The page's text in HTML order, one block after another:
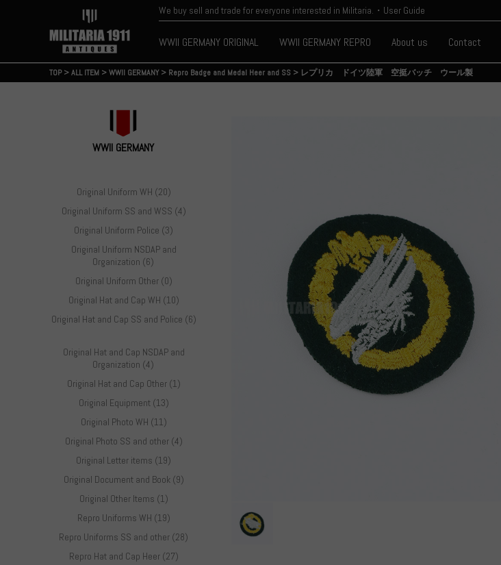
We buy sell and trade for everyone interested in Militaria.・User Guide
WWII GERMANY ORIGINAL WWII GERMANY REPRO About us Contact
TOP>ALL ITEM >WWII GERMANY > Repro Badge and Medal Heer and SS > レプリカ ドイツ陸軍 空挺バッチ ウール製
WWII GERMANY
Original Uniform WH (20)
Original Uniform SS and WSS (4)
Original Uniform Police (3)
Original Uniform NSDAP and
Organization (6)
Original Uniform Other (0)
Original Hat and Cap WH (10)
Original Hat and Cap SS and Police (6)
Original Hat and Cap NSDAP and
Organization (4)
Original Hat and Cap Other (1)
Original Equipment (13)
Original Photo WH (11)
Original Photo SS and other (4)
Original Letter items (19)
Original Document and Book (9)
Original Other Items (1)
Repro Uniforms WH (19)
Repro Uniforms SS and other (28)
Repro Hat and Cap Heer (27)